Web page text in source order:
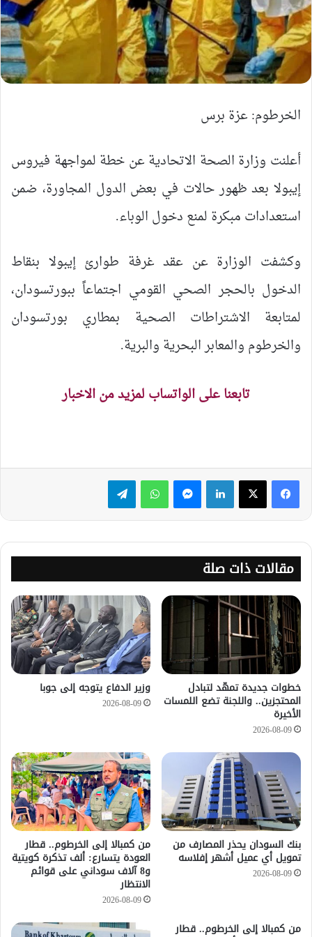
الخرطوم: عزة برس
أعلنت وزارة الصحة الاتحادية عن خطة لمواجهة فيروس
إيبولا بعد ظهور حالات في بعض الدول المجاورة، ضمن
استعدادات مبكرة لمنع دخول الوباء.
وكشفت الوزارة عن عقد غرفة طوارئ إيبولا بنقاط
الدخول بالحجر الصحي القومي اجتماعاً ببورتسودان،
لمتابعة الاشتراطات الصحية بمطاري بورتسودان
والخرطوم والمعابر البحرية والبرية.
تابعنا على الواتساب لمزيد من الاخبار
لينكدإن ماسنجر واتساب تيلقرام
مقالات ذات صلة
خطوات جديدة تمهّد لتبادل
المحتجزين.. واللجنة تضع اللمسات
الأخيرة
2026-08-09
وزير الدفاع يتوجه إلى جوبا
2026-08-09
بنك السودان يحذر المصارف من
تمويل أي عميل أشهر إفلاسه
2026-08-09
من كمبالا إلى الخرطوم.. قطار
العودة يتسارع: ألف تذكرة كويتية
و8 آلاف سوداني على قوائم
الانتظار
2026-08-09
من كمبالا إلى الخرطوم.. قطار